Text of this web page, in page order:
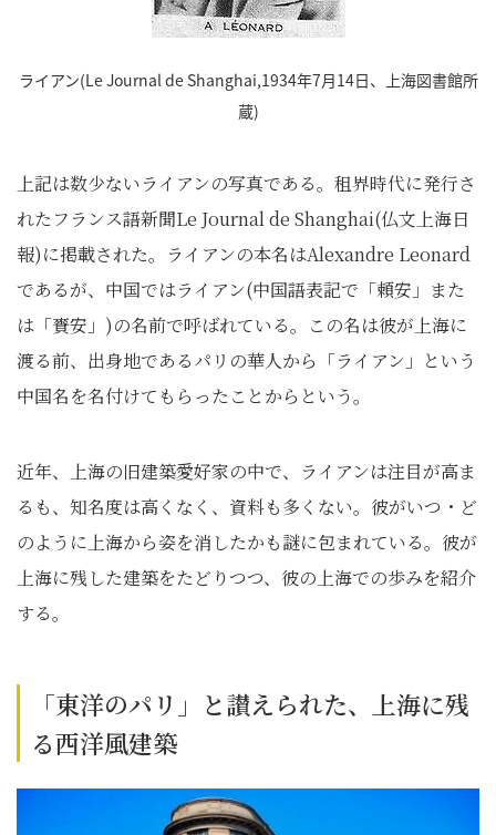
ライアン(Le Journal de Shanghai,1934年7月14日、上海図書館所
蔵)
上記は数少ないライアンの写真である。租界時代に発行さ
れたフランス語新聞Le Journal de Shanghai(仏文上海日
報)に掲載された。ライアンの本名はAlexandre Leonard
であるが、中国ではライアン(中国語表記で「頼安」また
は「賚安」)の名前で呼ばれている。この名は彼が上海に
渡る前、出身地であるパリの華人から「ライアン」という
中国名を名付けてもらったことからという。
近年、上海の旧建築愛好家の中で、ライアンは注目が高ま
るも、知名度は高くなく、資料も多くない。彼がいつ・ど
のように上海から姿を消したかも謎に包まれている。彼が
上海に残した建築をたどりつつ、彼の上海での歩みを紹介
する。
「東洋のパリ」と讃えられた、上海に残
る西洋風建築